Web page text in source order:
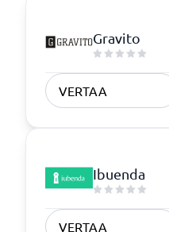
Gravito
VERTAA
Ibuenda
VERTAA